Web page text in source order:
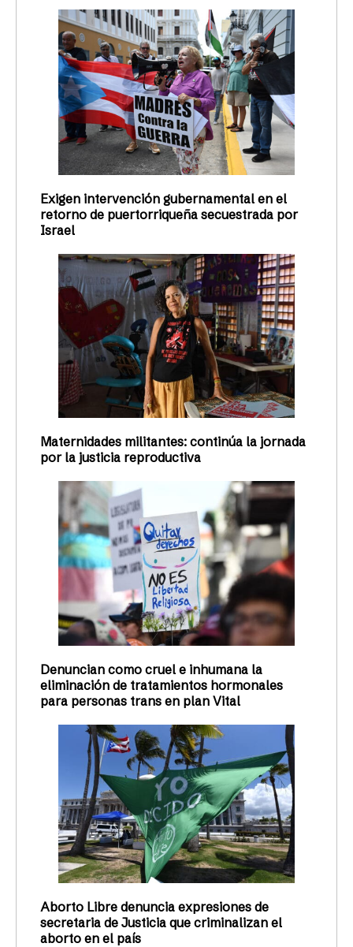
Exigen intervención gubernamental en el
retorno de puertorriqueña secuestrada por
Israel
Maternidades militantes: continúa la jornada
por la justicia reproductiva
Denuncian como cruel e inhumana la
eliminación de tratamientos hormonales
para personas trans en plan Vital
Aborto Libre denuncia expresiones de
secretaria de Justicia que criminalizan el
aborto en el país